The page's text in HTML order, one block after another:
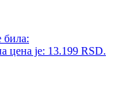
била:
цена је: 13.199 RSD.